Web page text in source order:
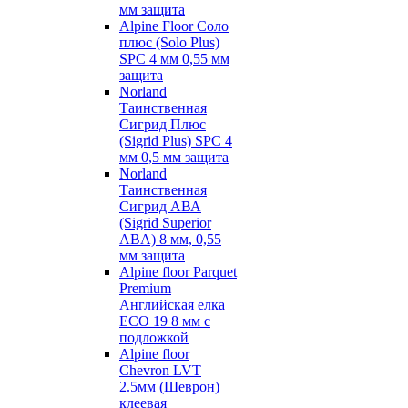
мм защита
Alpine Floor Соло
плюс (Solo Plus)
SPC 4 мм 0,55 мм
защита
Norland
Таинственная
Сигрид Плюс
(Sigrid Plus) SPC 4
мм 0,5 мм защита
Norland
Таинственная
Сигрид АВА
(Sigrid Superior
ABA) 8 мм, 0,55
мм защита
Alpine floor Parquet
Premium
Английская елка
ECO 19 8 мм с
подложкой
Alpine floor
Chevron LVT
2.5мм (Шеврон)
клеевая